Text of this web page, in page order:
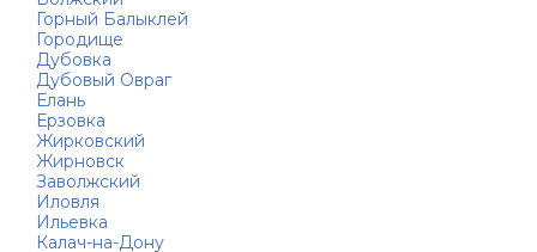
Горный Балыклей
Городище
Дубовка
Дубовый Овраг
Елань
Ерзовка
Жирковский
Жирновск
Заволжский
Иловля
Ильевка
Калач-на-Дону